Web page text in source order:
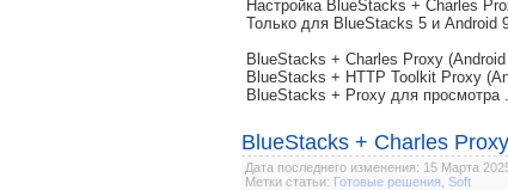
Настройка BlueStacks + Charles
Только для BlueStacks 5 и Android
BlueStacks + Charles Proxy
BlueStacks + HTTP Toolkit Proxy
BlueStacks + Proxy для просмотра
BlueStacks + Charles
Дата последнего изменения: 15 Марта
Метки статьи: Готовые решения Soft